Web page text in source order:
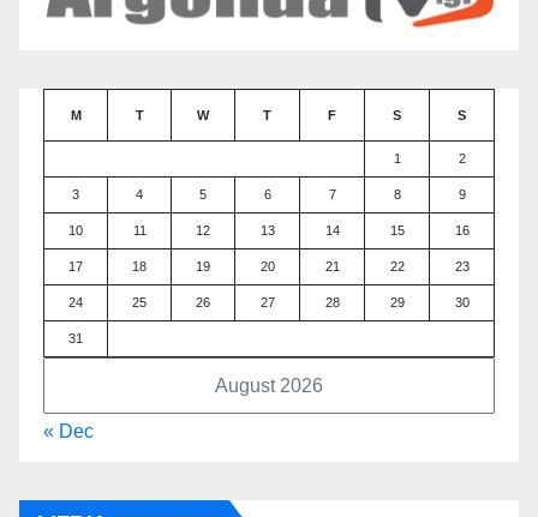
August 2026
M T W T F S S
1 2
3 4 5 6 7 8 9
10 11 12 13 14 15 16
17 18 19 20 21 22 23
24 25 26 27 28 29 30
31
« Dec